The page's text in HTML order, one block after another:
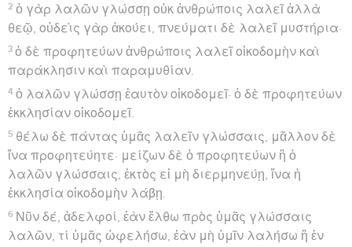
2 ὁ γὰρ λαλῶν γλώσσῃ οὐκ ἀνθρώποις λαλεῖ ἀλλὰ
θεῷ, οὐδεὶς γὰρ ἀκούει, πνεύματι δὲ λαλεῖ μυστήρια·
3 ὁ δὲ προφητεύων ἀνθρώποις λαλεῖ οἰκοδομὴν καὶ
παράκλησιν καὶ παραμυθίαν.
4 ὁ λαλῶν γλώσσῃ ἑαυτὸν οἰκοδομεῖ· ὁ δὲ προφητεύων
ἐκκλησίαν οἰκοδομεῖ.
5 θέλω δὲ πάντας ὑμᾶς λαλεῖν γλώσσαις, μᾶλλον δὲ
ἵνα προφητεύητε· μείζων δὲ ὁ προφητεύων ἢ ὁ
λαλῶν γλώσσαις, ἐκτὸς εἰ μὴ διερμηνεύῃ, ἵνα ἡ
ἐκκλησία οἰκοδομὴν λάβῃ.
6 Νῦν δέ, ἀδελφοί, ἐὰν ἔλθω πρὸς ὑμᾶς γλώσσαις
λαλῶν, τί ὑμᾶς ὠφελήσω, ἐὰν μὴ ὑμῖν λαλήσω ἢ ἐν